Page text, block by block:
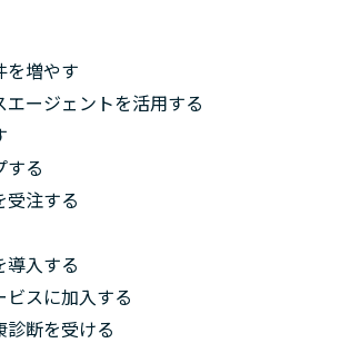
を増やす
エージェントを活用する
する
受注する
導入する
スに加入する
診断を受ける